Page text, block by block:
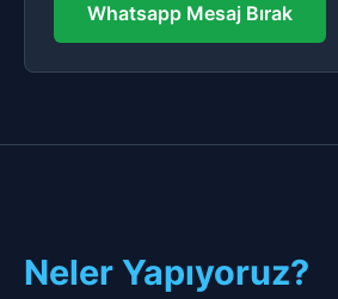
Whatsapp Mesaj Bırak
Neler Yapıyoruz?